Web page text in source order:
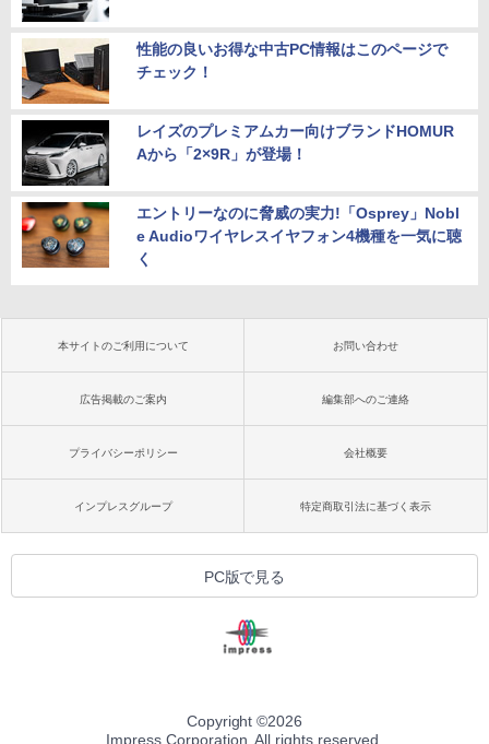
性能の良いお得な中古PC情報はこのページで
チェック！
レイズのプレミアムカー向けブランドHOMUR
Aから「2×9R」が登場！
エントリーなのに脅威の実力!「Osprey」Nobl
e Audioワイヤレスイヤフォン4機種を一気に聴
く
本サイトのご利用について お問い合わせ
広告掲載のご案内 編集部へのご連絡
プライバシーポリシー 会社概要
インプレスグループ 特定商取引法に基づく表示
PC版で見る
Copyright ©2026
Impress Corporation. All rights reserved.